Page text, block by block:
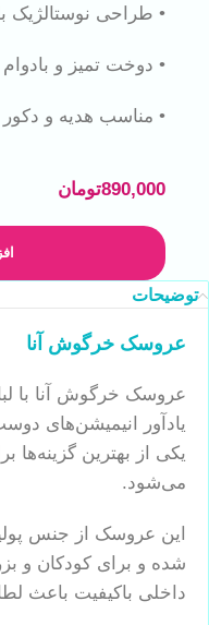
• طراحی نوستالژیک
• دوخت تمیز و بادوام
• مناسب هدیه و
890,000تومان
توضیحات
عروسک خرگوش آنا
عروسک خرگوش آنا با
یادآور انیمیشن‌های
یکی از بهترین گزینه‌ها
می‌شود.
این عروسک از جنس
شده و برای کودکان و
داخلی باکیفیت باعث